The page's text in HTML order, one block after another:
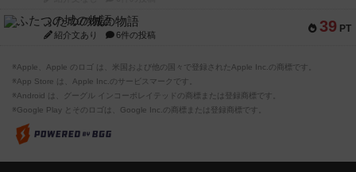
39 PT
ふたつの城の物語
紹介文あり 6件の投稿
※Apple、Apple のロゴ は、米国および他の国々で登録されたApple Inc.の商標です。
※App Store は、Apple Inc.のサービスマークです。
※Android は、グーグル インコーポレイテッドの商標または登録商標です。
※Google Play とそのロゴは、Google Inc.の商標または登録商標です。